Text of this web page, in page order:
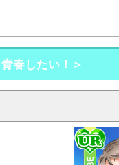
春したい！＞